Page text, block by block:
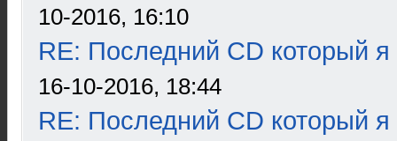
10-2016, 16:10
RE: Последний CD который я
16-10-2016, 18:44
RE: Последний CD который я